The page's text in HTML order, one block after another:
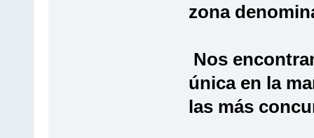
zona
Nos
única en la
las más